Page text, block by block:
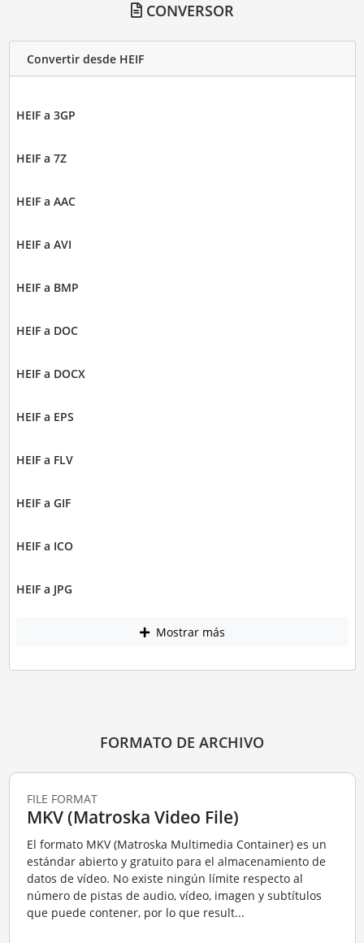
CONVERSOR
Convertir desde HEIF
HEIF a 3GP
HEIF a 7Z
HEIF a AAC
HEIF a AVI
HEIF a BMP
HEIF a DOC
HEIF a DOCX
HEIF a EPS
HEIF a FLV
HEIF a GIF
HEIF a ICO
HEIF a JPG
Mostrar más
FORMATO DE ARCHIVO
FILE FORMAT
MKV (Matroska Video File)
El formato MKV (Matroska Multimedia Container) es un
estándar abierto y gratuito para el almacenamiento de
datos de vídeo. No existe ningún límite respecto al
número de pistas de audio, vídeo, imagen y subtítulos
que puede contener, por lo que result...